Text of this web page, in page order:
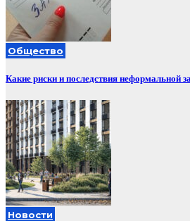
Общество
Какие риски и последствия неформальной
Новости